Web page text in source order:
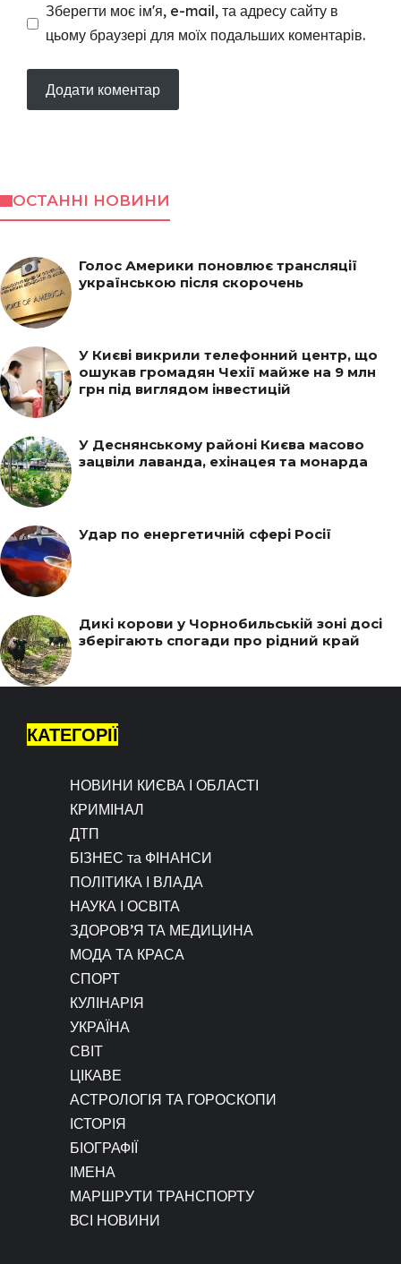
Зберегти моє ім'я, e-mail, та адресу сайту в
цьому браузері для моїх подальших коментарів.
ОСТАННІ НОВИНИ
Голос Америки поновлює трансляції
українською після скорочень
У Києві викрили телефонний центр, що
ошукав громадян Чехії майже на 9 млн
грн під виглядом інвестицій
У Деснянському районі Києва масово
зацвіли лаванда, ехінацея та монарда
Удар по енергетичній сфері Росії
Дикі корови у Чорнобильській зоні досі
зберігають спогади про рідний край
КАТЕГОРІЇ
НОВИНИ КИЄВА І ОБЛАСТІ
КРИМІНАЛ
ДТП
БІЗНЕС та ФІНАНСИ
ПОЛІТИКА І ВЛАДА
НАУКА І ОСВІТА
ЗДОРОВ’Я ТА МЕДИЦИНА
МОДА ТА КРАСА
СПОРТ
КУЛІНАРІЯ
УКРАЇНА
СВІТ
ЦІКАВЕ
АСТРОЛОГІЯ ТА ГОРОСКОПИ
ІСТОРІЯ
БІОГРАФІЇ
ІМЕНА
МАРШРУТИ ТРАНСПОРТУ
ВСІ НОВИНИ